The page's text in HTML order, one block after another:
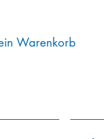
Warenkorb